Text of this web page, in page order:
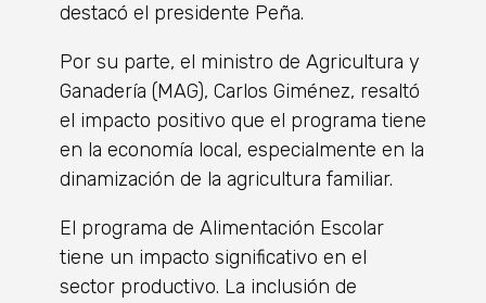
destacó el presidente Peña.
Por su parte, el ministro de Agricultura y
Ganadería (MAG), Carlos Giménez, resaltó
el impacto positivo que el programa tiene
en la economía local, especialmente en la
dinamización de la agricultura familiar.
El programa de Alimentación Escolar
tiene un impacto significativo en el
sector productivo. La inclusión de